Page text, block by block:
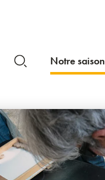
Notre saison